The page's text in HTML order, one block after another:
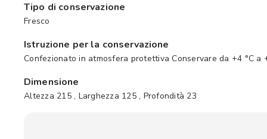
Tipo di conservazione
Fresco
Istruzione per la conservazione
Confezionato in atmosfera protettiva Conservare da +4 °C a
Dimensione
Altezza 215 , Larghezza 125 , Profondità 23